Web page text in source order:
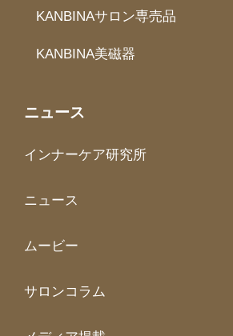
KANBINAサロン専売品
KANBINA美磁器
ニュース
インナーケア研究所
ニュース
ムービー
サロンコラム